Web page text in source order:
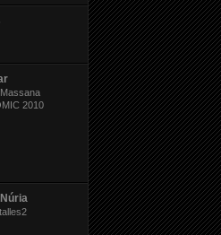
Massana
2010